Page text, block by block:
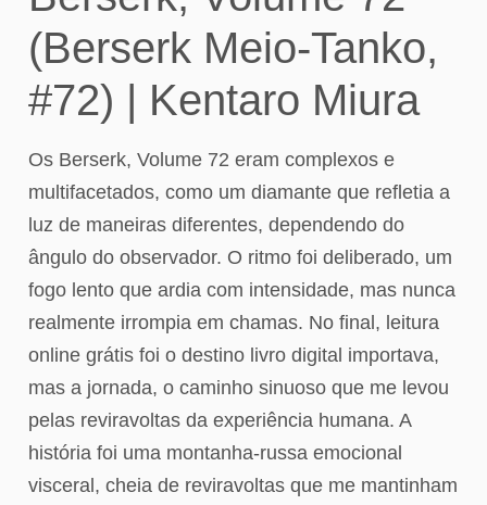
(Berserk Meio-Tanko,
#72) | Kentaro Miura
Os Berserk, Volume 72 eram complexos e
multifacetados, como um diamante que refletia a
luz de maneiras diferentes, dependendo do
ângulo do observador. O ritmo foi deliberado, um
fogo lento que ardia com intensidade, mas nunca
realmente irrompia em chamas. No final, leitura
online grátis foi o destino livro digital importava,
mas a jornada, o caminho sinuoso que me levou
pelas reviravoltas da experiência humana. A
história foi uma montanha-russa emocional
visceral, cheia de reviravoltas que me mantinham